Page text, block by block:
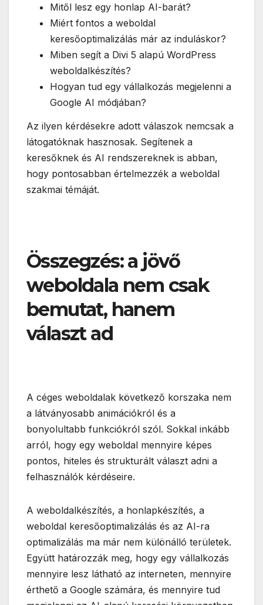
Mitől lesz egy honlap AI-barát?
Miért fontos a weboldal
keresőoptimalizálás már az induláskor?
Miben segít a Divi 5 alapú WordPress
weboldalkészítés?
Hogyan tud egy vállalkozás megjelenni a
Google AI módjában?
Az ilyen kérdésekre adott válaszok nemcsak a
látogatóknak hasznosak. Segítenek a
keresőknek és AI rendszereknek is abban,
hogy pontosabban értelmezzék a weboldal
szakmai témáját.
Összegzés: a jövő
weboldala nem csak
bemutat, hanem
választ ad
A céges weboldalak következő korszaka nem
a látványosabb animációkról és a
bonyolultabb funkciókról szól. Sokkal inkább
arról, hogy egy weboldal mennyire képes
pontos, hiteles és strukturált választ adni a
felhasználók kérdéseire.
A weboldalkészítés, a honlapkészítés, a
weboldal keresőoptimalizálás és az AI-ra
optimalizálás ma már nem különálló területek.
Együtt határozzák meg, hogy egy vállalkozás
mennyire lesz látható az interneten, mennyire
érthető a Google számára, és mennyire tud